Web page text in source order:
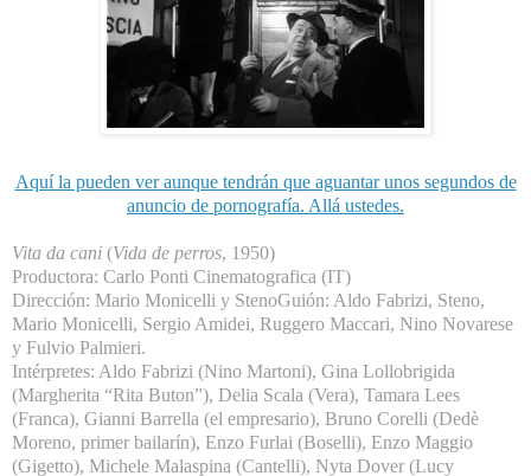
Aquí la pueden ver aunque tendrán que aguantar unos segundos de
anuncio de pornografía. Allá ustedes.
Vita da cani (Vida de perros, 1950)
Productora: Carlo Ponti Cinematografica (IT)
Dirección: Mario Monicelli y StenoGuión: Aldo Fabrizi, Steno,
Mario Monicelli, Sergio Amidei, Ruggero Maccari, Nino Novarese
y Fulvio Palmieri.
Intérpretes: Aldo Fabrizi (Nino Martoni), Gina Lollobrigida
(Margherita “Rita Buton”), Delia Scala (Vera), Tamara Lees
(Franca), Gianni Barrella (el empresario), Bruno Corelli (Dedè
Moreno, primer bailarín), Enzo Furlai (Boselli), Enzo Maggio
(Gigetto), Michele Malaspina (Cantelli), Nyta Dover (Lucy